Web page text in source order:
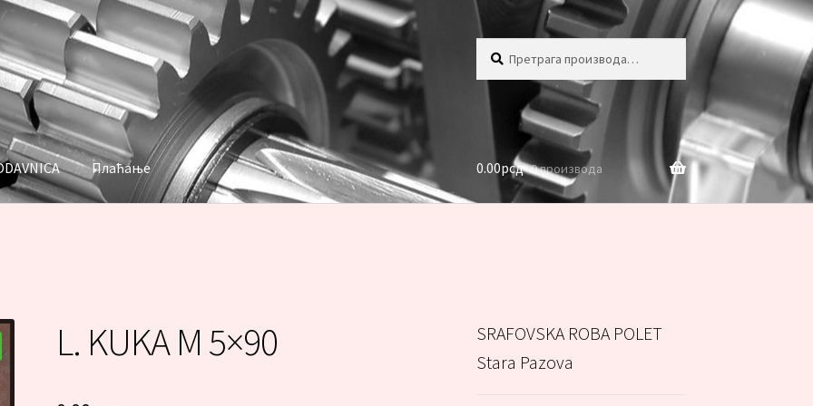
Плаћање 0.00рсд 0 производа
L. KUKA M 5×90
SRAFOVSKA ROBA POLET
Stara Pazova